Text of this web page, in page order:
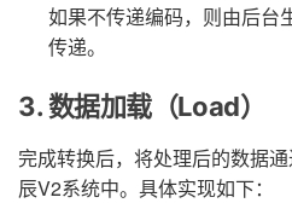
如果不传递编码，则由后台
传递。
3. 数据加载（Load）
完成转换后，将处理后的数据
辰V2系统中。具体实现如下：